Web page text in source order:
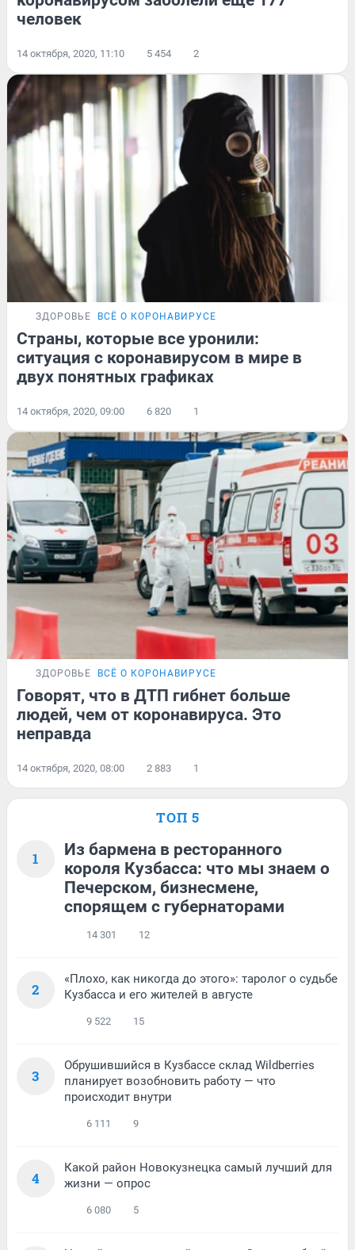
человек
14 октября, 2020, 11:10 5 454 2
ЗДОРОВЬЕ ВСЁ О КОРОНАВИРУСЕ
Страны, которые все уронили:
ситуация с коронавирусом в мире в
двух понятных графиках
14 октября, 2020, 09:00 6 820 1
ЗДОРОВЬЕ ВСЁ О КОРОНАВИРУСЕ
Говорят, что в ДТП гибнет больше
людей, чем от коронавируса. Это
неправда
14 октября, 2020, 08:00 2 883 1
ТОП 5
1
Из бармена в ресторанного
короля Кузбасса: что мы знаем о
Печерском, бизнесмене,
спорящем с губернаторами
14 301 12
2
«Плохо, как никогда до этого»: таролог о судьбе
Кузбасса и его жителей в августе
9 522 15
3
Обрушившийся в Кузбассе склад Wildberries
планирует возобновить работу — что
происходит внутри
6 111 9
4
Какой район Новокузнецка самый лучший для
жизни — опрос
6 080 5